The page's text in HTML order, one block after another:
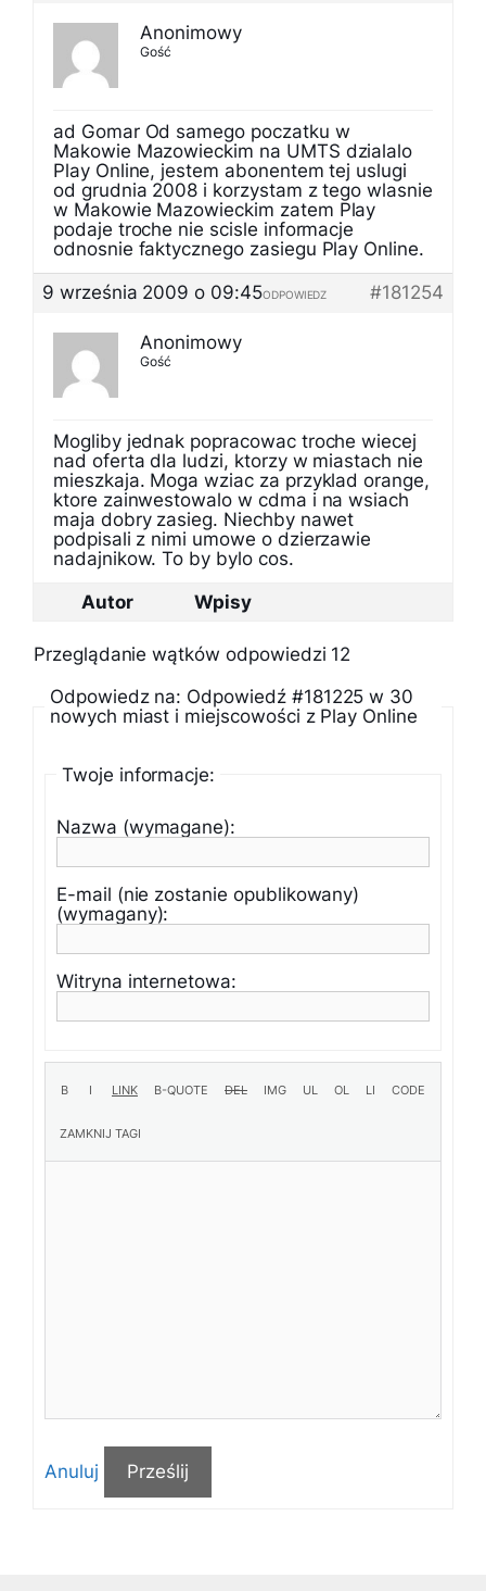
Anonimowy
Gość
ad Gomar Od samego poczatku w
Makowie Mazowieckim na UMTS dzialalo
Play Online, jestem abonentem tej uslugi
od grudnia 2008 i korzystam z tego wlasnie
w Makowie Mazowieckim zatem Play
podaje troche nie scisle informacje
odnosnie faktycznego zasiegu Play Online.
9 września 2009 o 09:45
#181254
ODPOWIEDZ
Anonimowy
Gość
Mogliby jednak popracowac troche wiecej
nad oferta dla ludzi, ktorzy w miastach nie
mieszkaja. Moga wziac za przyklad orange,
ktore zainwestowalo w cdma i na wsiach
maja dobry zasieg. Niechby nawet
podpisali z nimi umowe o dzierzawie
nadajnikow. To by bylo cos.
Autor
Wpisy
Przeglądanie wątków odpowiedzi 12
Odpowiedz na: Odpowiedź #181225 w 30
nowych miast i miejscowości z Play Online
Twoje informacje:
Nazwa (wymagane):
E-mail (nie zostanie opublikowany)
(wymagany):
Witryna internetowa:
Anuluj Prześlij